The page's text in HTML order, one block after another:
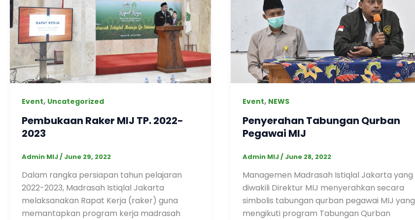
Event, Uncategorized
Pembukaan Raker MIJ TP. 2022-
2023
Admin MIJ/ June 29, 2022
Dalam rangka persiapan tahun pelajaran
2022-2023, Madrasah Istiqlal Jakarta
melaksanakan Rapat Kerja (raker) guna
memantapkan program kerja madrasah
Event, NEWS
Penyerahan Tabungan Qurban
Pegawai MIJ
Admin MIJ/ June 28, 2022
Managemen Madrasah Istiqlal Jakarta yang
diwakili Direktur MIJ menyerahkan secara
simbolis tabungan qurban pegawai MIJ yang
mengikuti program Tabungan Qurban